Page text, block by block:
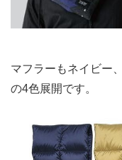
マフラーもネイビー
の4色展開です。